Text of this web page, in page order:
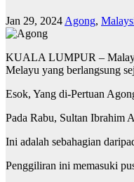
Jan 29, 2024 Agong,
KUALA LUMPUR –
Melayu yang berlangsung
Esok, Yang di-Pertuan
Pada Rabu, Sultan Ibrahim
Ini adalah sebahagian
Penggiliran ini memasuki